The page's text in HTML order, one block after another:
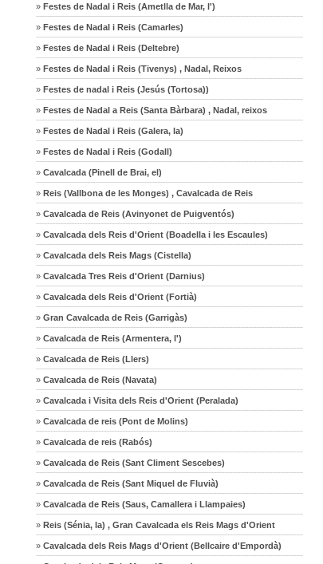
» Festes de Nadal i Reis (Ametlla de Mar, l')
» Festes de Nadal i Reis (Camarles)
» Festes de Nadal i Reis (Deltebre)
» Festes de Nadal i Reis (Tivenys) , Nadal, Reixos
» Festes de nadal i Reis (Jesús (Tortosa))
» Festes de Nadal a Reis (Santa Bàrbara) , Nadal, reixos
» Festes de Nadal i Reis (Galera, la)
» Festes de Nadal i Reis (Godall)
» Cavalcada (Pinell de Brai, el)
» Reis (Vallbona de les Monges) , Cavalcada de Reis
» Cavalcada de Reis (Avinyonet de Puigventós)
» Cavalcada dels Reis d'Orient (Boadella i les Escaules)
» Cavalcada dels Reis Mags (Cistella)
» Cavalcada Tres Reis d'Orient (Darnius)
» Cavalcada dels Reis d'Orient (Fortià)
» Gran Cavalcada de Reis (Garrigàs)
» Cavalcada de Reis (Armentera, l')
» Cavalcada de Reis (Llers)
» Cavalcada de Reis (Navata)
» Cavalcada i Visita dels Reis d'Orient (Peralada)
» Cavalcada de reis (Pont de Molins)
» Cavalcada de reis (Rabós)
» Cavalcada de Reis (Sant Climent Sescebes)
» Cavalcada de Reis (Sant Miquel de Fluvià)
» Cavalcada de Reis (Saus, Camallera i Llampaies)
» Reis (Sénia, la) , Gran Cavalcada els Reis Mags d'Orient
» Cavalcada dels Reis Mags d'Orient (Bellcaire d'Empordà)